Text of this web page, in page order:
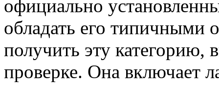
официально
обладать его типичными
получить эту категорию,
проверке. Она включает